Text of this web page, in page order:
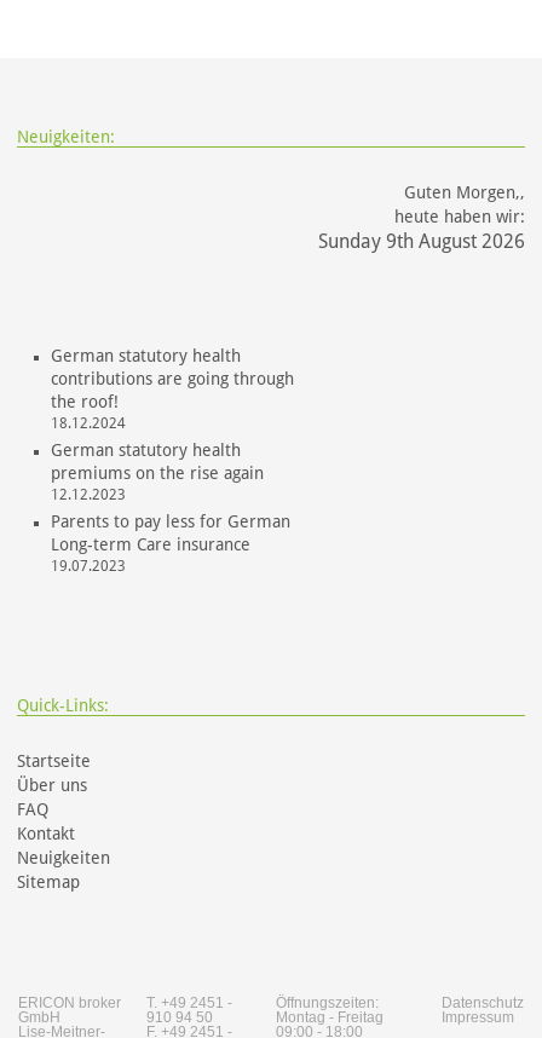
Neuigkeiten:
Guten Morgen,,
heute haben wir:
Sunday 9th August 2026
German statutory health
contributions are going through
the roof!
18.12.2024
German statutory health
premiums on the rise again
12.12.2023
Parents to pay less for German
Long-term Care insurance
19.07.2023
Quick-Links:
Startseite
Über uns
FAQ
Kontakt
Neuigkeiten
Sitemap
ERICON broker
GmbH
Lise-Meitner-
T. +49 2451 -
910 94 50
F. +49 2451 -
Öffnungszeiten:
Montag - Freitag
09:00 - 18:00
Datenschutz
Impressum